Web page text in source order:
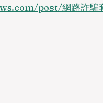
post/網路詐騙